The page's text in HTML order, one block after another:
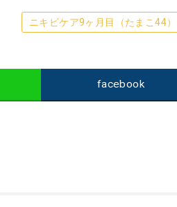
ニキビケア9ヶ月目（たまこ44）
facebook